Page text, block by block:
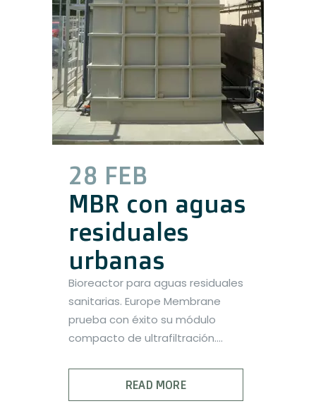
28 FEB
MBR con aguas
residuales
urbanas
Bioreactor para aguas residuales
sanitarias. Europe Membrane
prueba con éxito su módulo
compacto de ultrafiltración....
READ MORE